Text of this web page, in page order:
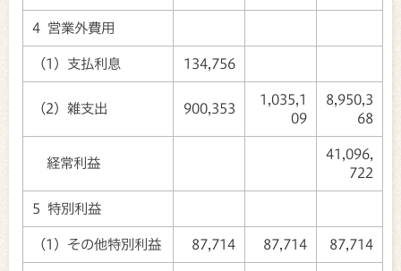
4 営業外費用
（1）支払利息 134,756
（2）雑支出 900,353
1,035,1
09
8,950,3
68
経常利益
41,096,
722
5 特別利益
（1）その他特別利益 87,714 87,714 87,714